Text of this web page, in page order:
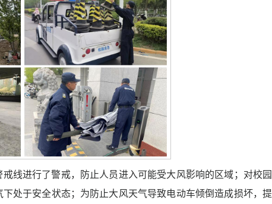
线进行了警戒，防止人员进入可能受大风影响的区域；对校园
处于安全状态；为防止大风天气导致电动车倾倒造成损坏，提